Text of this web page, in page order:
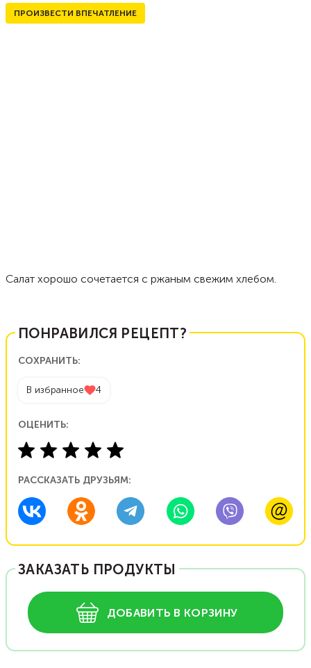
ПРОИЗВЕСТИ ВПЕЧАТЛЕНИЕ
Салат хорошо сочетается с ржаным свежим хлебом.
ПОНРАВИЛСЯ РЕЦЕПТ?
СОХРАНИТЬ:
В избранное 4
ОЦЕНИТЬ:
РАССКАЗАТЬ ДРУЗЬЯМ:
ЗАКАЗАТЬ ПРОДУКТЫ
ДОБАВИТЬ В КОРЗИНУ